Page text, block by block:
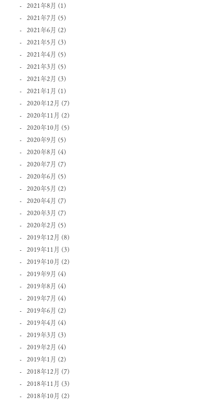
2021年8月 (1)
2021年7月 (5)
2021年6月 (2)
2021年5月 (3)
2021年4月 (5)
2021年3月 (5)
2021年2月 (3)
2021年1月 (1)
2020年12月 (7)
2020年11月 (2)
2020年10月 (5)
2020年9月 (5)
2020年8月 (4)
2020年7月 (7)
2020年6月 (5)
2020年5月 (2)
2020年4月 (7)
2020年3月 (7)
2020年2月 (5)
2019年12月 (8)
2019年11月 (3)
2019年10月 (2)
2019年9月 (4)
2019年8月 (4)
2019年7月 (4)
2019年6月 (2)
2019年4月 (4)
2019年3月 (3)
2019年2月 (4)
2019年1月 (2)
2018年12月 (7)
2018年11月 (3)
2018年10月 (2)